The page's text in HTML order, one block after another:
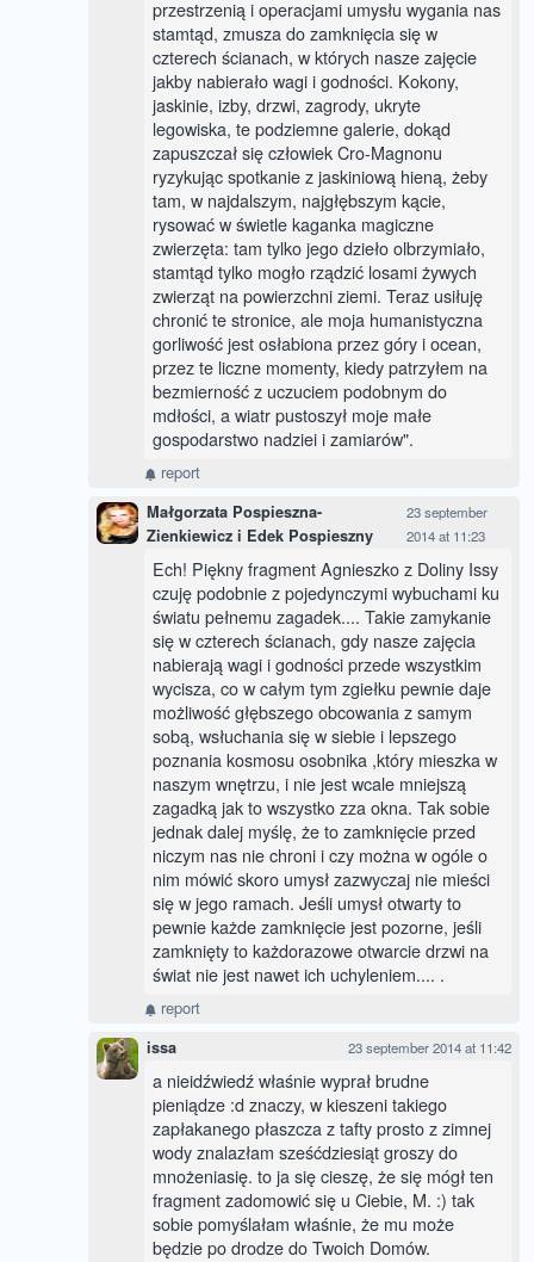
przestrzenią i operacjami umysłu wygania nas
stamtąd, zmusza do zamknięcia się w
czterech ścianach, w których nasze zajęcie
jakby nabierało wagi i godności. Kokony,
jaskinie, izby, drzwi, zagrody, ukryte
legowiska, te podziemne galerie, dokąd
zapuszczał się człowiek Cro-Magnonu
ryzykując spotkanie z jaskiniową hieną, żeby
tam, w najdalszym, najgłębszym kącie,
rysować w świetle kaganka magiczne
zwierzęta: tam tylko jego dzieło olbrzymiało,
stamtąd tylko mogło rządzić losami żywych
zwierząt na powierzchni ziemi. Teraz usiłuję
chronić te stronice, ale moja humanistyczna
gorliwość jest osłabiona przez góry i ocean,
przez te liczne momenty, kiedy patrzyłem na
bezmierność z uczuciem podobnym do
mdłości, a wiatr pustoszył moje małe
gospodarstwo nadziei i zamiarów".
report
Małgorzata Pospieszna-
Zienkiewicz i Edek Pospieszny
23 september
2014 at 11:23
Ech! Piękny fragment Agnieszko z Doliny Issy
czuję podobnie z pojedynczymi wybuchami ku
światu pełnemu zagadek.... Takie zamykanie
się w czterech ścianach, gdy nasze zajęcia
nabierają wagi i godności przede wszystkim
wycisza, co w całym tym zgiełku pewnie daje
możliwość głębszego obcowania z samym
sobą, wsłuchania się w siebie i lepszego
poznania kosmosu osobnika ,który mieszka w
naszym wnętrzu, i nie jest wcale mniejszą
zagadką jak to wszystko zza okna. Tak sobie
jednak dalej myślę, że to zamknięcie przed
niczym nas nie chroni i czy można w ogóle o
nim mówić skoro umysł zazwyczaj nie mieści
się w jego ramach. Jeśli umysł otwarty to
pewnie każde zamknięcie jest pozorne, jeśli
zamknięty to każdorazowe otwarcie drzwi na
świat nie jest nawet ich uchyleniem.... .
report
issa 23 september 2014 at 11:42
a nieidźwiedź właśnie wyprał brudne
pieniądze :d znaczy, w kieszeni takiego
zapłakanego płaszcza z tafty prosto z zimnej
wody znalazłam sześćdziesiąt groszy do
mnożeniasię. to ja się cieszę, że się mógł ten
fragment zadomowić się u Ciebie, M. :) tak
sobie pomyślałam właśnie, że mu może
będzie po drodze do Twoich Domów.